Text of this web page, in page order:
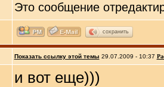
Это сообщение
сохранить
Показать ссылку этой темы 29.07.2009 - 10:37
и вот еще)))